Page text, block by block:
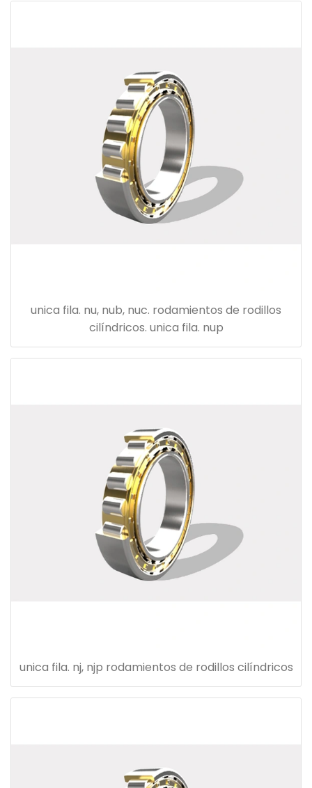
unica fila. nu, nub, nuc. rodamientos de rodillos
cilíndricos. unica fila. nup
unica fila. nj, njp rodamientos de rodillos cilíndricos